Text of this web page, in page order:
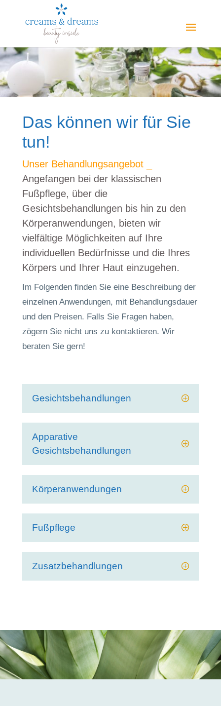
Das können wir für Sie
tun!
Unser Behandlungsangebot _
Angefangen bei der klassischen
Fußpflege, über die
Gesichtsbehandlungen bis hin zu den
Körperanwendungen, bieten wir
vielfältige Möglichkeiten auf Ihre
individuellen Bedürfnisse und die Ihres
Körpers und Ihrer Haut einzugehen.
Im Folgenden finden Sie eine Beschreibung der
einzelnen Anwendungen, mit Behandlungsdauer
und den Preisen. Falls Sie Fragen haben,
zögern Sie nicht uns zu kontaktieren. Wir
beraten Sie gern!
Gesichtsbehandlungen
Apparative
Gesichtsbehandlungen
Körperanwendungen
Fußpflege
Zusatzbehandlungen